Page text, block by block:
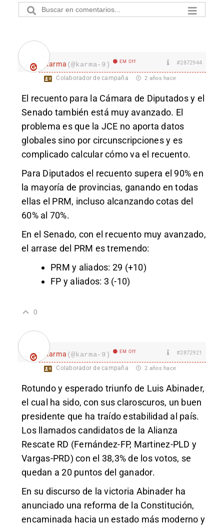
karma (@karma-9) EM Off #2872944
Colaborador de campaña 2 años hace
El recuento para la Cámara de Diputados y el
Senado también está muy avanzado. El
problema es que la JCE no aporta datos
globales sino por circunscripciones y es
complicado calcular cómo va el recuento.
Para Diputados el recuento supera el 90% en
la mayoría de provincias, ganando en todas
ellas el PRM, incluso alcanzando cotas del
60% al 70%.
En el Senado, con el recuento muy avanzado,
el arrase del PRM es tremendo:
PRM y aliados: 29 (+10)
FP y aliados: 3 (-10)
0
karma (@karma-9) EM Off #2872921
Colaborador de campaña 2 años hace
Rotundo y esperado triunfo de Luis Abinader,
el cual ha sido, con sus claroscuros, un buen
presidente que ha traído estabilidad al país.
Los llamados candidatos de la Alianza
Rescate RD (Fernández-FP, Martinez-PLD y
Vargas-PRD) con el 38,3% de los votos, se
quedan a 20 puntos del ganador.
En su discurso de la victoria Abinader ha
anunciado una reforma de la Constitución,
encaminada hacia un estado más moderno y